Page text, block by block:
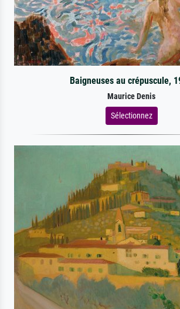
Baigneuses au crépuscule,
Maurice Denis
Sélectionnez